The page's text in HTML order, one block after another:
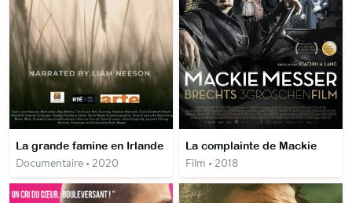
La grande famine en Irlande
Documentaire • 2020
La complainte de Mackie
Film • 2018